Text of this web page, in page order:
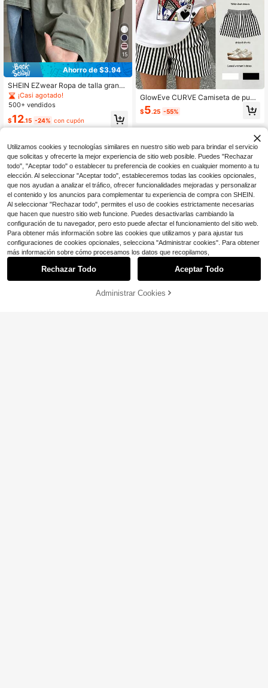
15
Ahorro de $3.94
SHEIN EZwear Ropa de talla grande
para primavera/verano, camiseta d
e manga corta con cuello en V de aj
gastado, de tela de algodón, para pr
imavera/verano
¡Casi agotado!
500+ vendidos
$12.15 -24% con cupón
GlowEve CURVE Camiseta de punt
o de cuello redondo con estampado
popular, corte holgado y casual par
$5.25 -55%
Lo sentimos, este producto está agotado.
Mostrar artículos similares con stock Ver todo
AGOTADO
Utilizamos cookies y tecnologías similares en nuestro sitio web para brindar el servicio
que solicitas y ofrecerte la mejor experiencia de sitio web posible. Puedes "Rechazar
todo", "Aceptar todo" o establecer tu preferencia de cookies en cualquier momento a tu
elección. Al seleccionar "Aceptar todo", estableceremos todas las cookies opcionales,
que nos ayudan a analizar el tráfico, ofrecer funcionalidades mejoradas y personalizar
el contenido y los anuncios para complementar tu experiencia de compra con SHEIN.
Al seleccionar "Rechazar todo", permites el uso de cookies estrictamente necesarias
que hacen que nuestro sitio web funcione. Puedes desactivarlas cambiando la
configuración de tu navegador, pero esto puede afectar el funcionamiento del sitio web.
Para obtener más información sobre las cookies que utilizamos y para ajustar tus
configuraciones de cookies opcionales, selecciona "Administrar cookies". Para obtener
más información sobre cómo procesamos los datos que recopilamos,
Rechazar Todo Aceptar Todo
Administrar Cookies